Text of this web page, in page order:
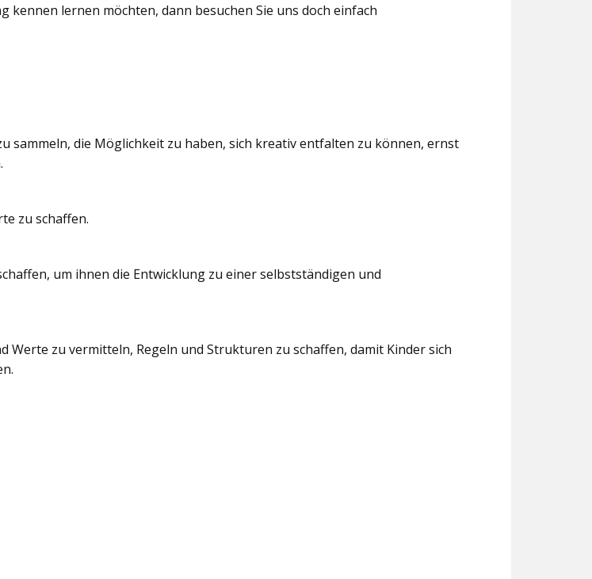
lernen möchten, dann besuchen Sie uns doch einfach
sammeln, die Möglichkeit zu haben, sich kreativ entfalten zu können, ernst
zu schaffen.
um ihnen die Entwicklung zu einer selbstständigen und
zu vermitteln, Regeln und Strukturen zu schaffen, damit Kinder sich